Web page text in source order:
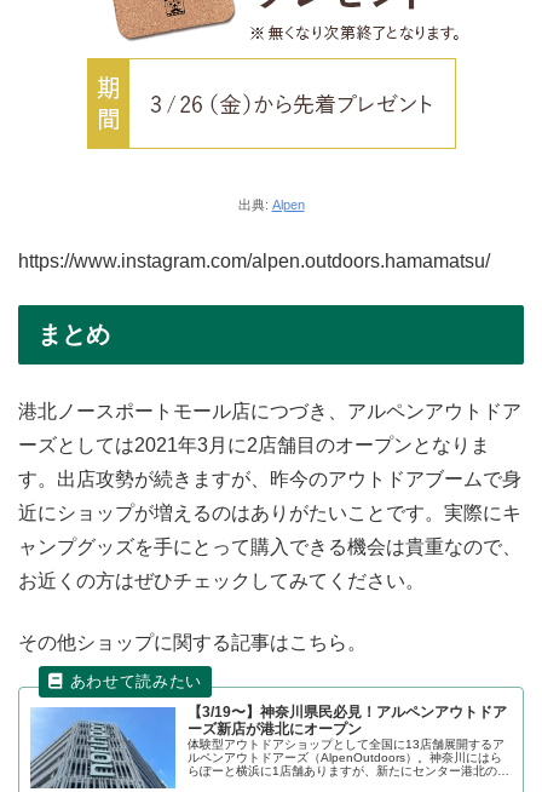
出典: Alpen
https://www.instagram.com/alpen.outdoors.hamamatsu/
まとめ
港北ノースポートモール店につづき、アルペンアウトドア
ーズとしては2021年3月に2店舗目のオープンとなりま
す。出店攻勢が続きますが、昨今のアウトドアブームで身
近にショップが増えるのはありがたいことです。実際にキ
ャンプグッズを手にとって購入できる機会は貴重なので、
お近くの方はぜひチェックしてみてください。
その他ショップに関する記事はこちら。
【3/19〜】神奈川県民必見！アルペンアウトドア
ーズ新店が港北にオープン
体験型アウトドアショップとして全国に13店舗展開するア
ルペンアウトドアーズ（AlpenOutdoors）。神奈川にはら
らぽーと横浜に1店舗ありますが、新たにセンター港北のノ